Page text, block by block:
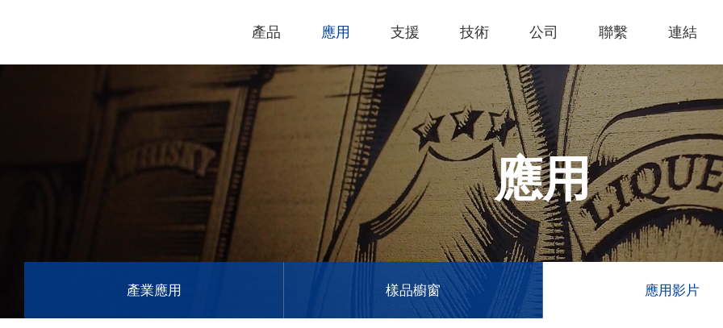
產品
電腦割字機 雷射雕刻機
雷射打標機
應用
熱門應用
薄膜切割
玻璃
禮贈品
首飾
塑料
印章
陳列展示
支援
技術支援
下載專區
產品終止政策
過保固服務
技術
知識專區
產品影片
雷射雕刻
公司
關於我們
經營理念
創新技術
客戶服務
里程
全部
公司
產品
榮譽和認証 新聞
最新
參展訊
聯繫
客戶服務
成為代理商
產品諮詢
其他問題
GCC 聯絡資訊
聯繫我們
連結
Financing Service
GCC Web Shop
GCC Club
代理商入口
公司概況
公司治理
股東訊息
財務報表
利害關係
ESG永續
應用
產業應用 樣品櫥窗 應用影片